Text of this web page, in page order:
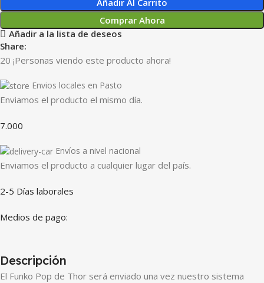
Comprar Ahora
Añadir a la lista de deseos
Share:
20 ¡Personas viendo este producto ahora!
Envios locales en Pasto
Enviamos el producto el mismo día.
7.000
Envíos a nivel nacional
Enviamos el producto a cualquier lugar del país.
2-5 Días laborales
Medios de pago:
Descripción
El Funko Pop de Thor será enviado una vez nuestro sistema